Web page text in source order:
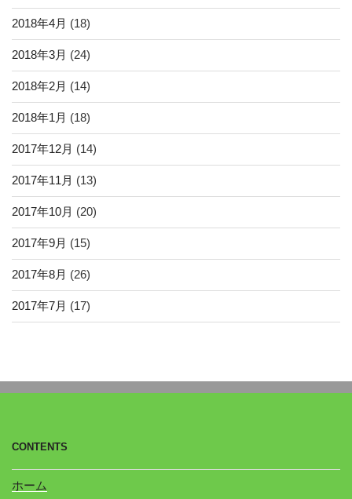
2018年4月 (18)
2018年3月 (24)
2018年2月 (14)
2018年1月 (18)
2017年12月 (14)
2017年11月 (13)
2017年10月 (20)
2017年9月 (15)
2017年8月 (26)
2017年7月 (17)
CONTENTS
ホーム